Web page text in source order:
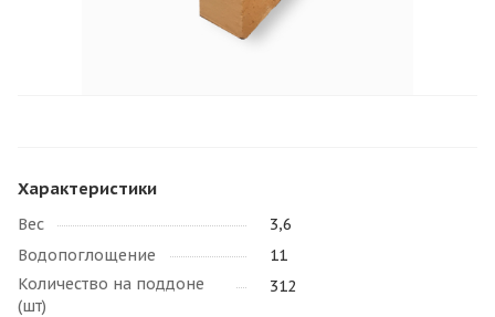
Характеристики
Вес
3,6
Водопоглощение
11
Количество на поддоне
(шт)
312